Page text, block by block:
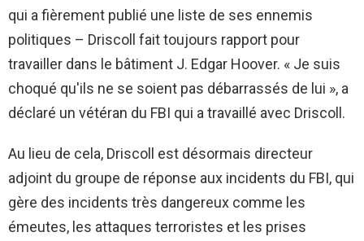
qui a fièrement publié une liste de ses ennemis
politiques – Driscoll fait toujours rapport pour
travailler dans le bâtiment J. Edgar Hoover. « Je suis
choqué qu'ils ne se soient pas débarrassés de lui », a
déclaré un vétéran du FBI qui a travaillé avec Driscoll.
Au lieu de cela, Driscoll est désormais directeur
adjoint du groupe de réponse aux incidents du FBI, qui
gère des incidents très dangereux comme les
émeutes, les attaques terroristes et les prises